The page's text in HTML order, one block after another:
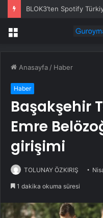
Menü
Anasayfa / Haber
Haber
Başakşehir
Emre
girişimi
TOLUNAY ÖZKIRIŞ
1 dakika okuma süresi